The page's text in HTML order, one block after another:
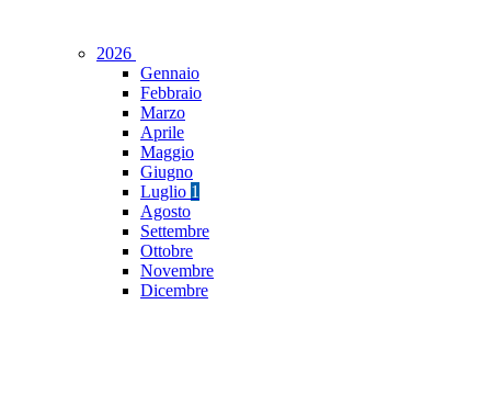
2026
Gennaio
Febbraio
Marzo
Aprile
Maggio
Giugno
Luglio 1
Agosto
Settembre
Ottobre
Novembre
Dicembre